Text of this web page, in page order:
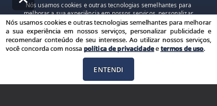
Nós usamos cookies e outras tecnologias semelhantes para
melhorar a sua experiência em nossos serviços, personalizar
publicidade e recomendar conteúdo de seu interesse. Ao utilizar
nossos serviços, você concorda com nossa política de privacidade e
termos de uso.
Política de Privacidade Termos de uso
Nós usamos cookies e outras tecnologias semelhantes para melhorar
a sua experiência em nossos serviços, personalizar publicidade e
recomendar conteúdo de seu interesse. Ao utilizar nossos serviços,
você concorda com nossa política de privacidadeetermos de uso.
ENTENDI